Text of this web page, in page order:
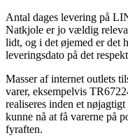
Antal dages levering på
Natkjole er jo vældig
lidt, og i det øjemed er det
leveringsdato på det
Masser af internet outlets
varer, eksempelvis
realiseres inden et
kunne nå at få varerne på
fyraften.